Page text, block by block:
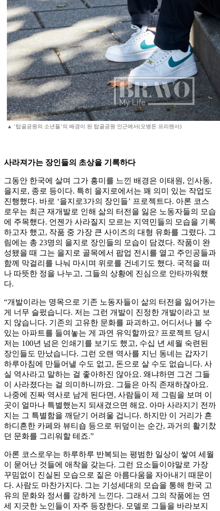
▲ ‘탑골공원의 소년들’의 배경이 된 탑골공원 인근에서(오병돈 프리랜서)
사라져가는 장인들의 초상을 기록하다
그동안 한국에 살며 그가 흥미를 느낀 배경은 이태원, 인사동,
을지로, 종로 등이다. 특히 을지로에서는 꽤 의미 있는 작업도
진행했다. 바로 ‘을지로3가의 장인들’ 프로젝트다. 아론 코스
로우는 최근 재개발로 인해 삶의 터전을 잃은 노동자들의 모습
에 주목했다. 언젠가 사라질지 모르는 지역민들의 모습을 기록
하고자 했고, 작품 중 가장 큰 사이즈의 대형 유화를 그렸다. 그
림에는 총 23명의 을지로 장인들의 모습이 담겼다. 작품이 완
성됐을 때 그는 을지로 골목에서 팝업 전시를 열고 주인공들과
함께 막걸리를 나눠 마시며 위로를 건네기도 했다. 국적을 떠
나 따뜻한 정을 나누고, 그들의 상황에 진심으로 안타까워했
다.
“개발이라는 명목으로 기존 노동자들이 삶의 터전을 잃어가는
게 너무 슬펐습니다. 저는 그런 개발이 진정한 개발이라고 보
지 않습니다. 기존의 고유한 문화를 파괴하고, 어디서나 볼 수
있는 아파트를 들여놓는 게 과연 유익할까요? 프로젝트 당시
저는 100년 넘은 인쇄기를 보기도 했고, 수십 년 세월 숙련된
장인들도 만났습니다. 그런 오랜 역사를 지닌 동네는 갑자기
하루아침에 만들어낼 수도 없고, 돈으로 살 수도 없습니다. 사
실 역사라고 말하는 걸 좋아하진 않아요. 왜냐하면 그건 그들
이 사라졌다는 걸 의미하니까요. 그들은 아직 존재하잖아요.
나중에 진짜 역사로 남게 된다면, 사람들이 제 그림을 보며 이
곳이 얼마나 특별했는지 되새겼으면 해요. 아마 사라지기 전까
지는 그 특별함을 깨닫기 어려울 겁니다. 하지만 이 거리가 흔
하디흔한 카페와 뷰티숍 등으로 뒤덮이는 순간, 과거의 활기찼
던 문화를 그리워할 테죠.”
아론 코스로우는 하루하루 반복되는 평범한 일상이 쌓여 세월
이 묻어난 것들에 애착을 갖는다. 그런 요소들이야말로 가장
꾸밈없이 진실된 모습으로 짙은 아름다움을 자아내기 때문이
다. 사람도 마찬가지다. 그는 기성세대의 모습을 통해 한국 고
유의 문화와 정서를 강하게 느낀다. 그래서 그의 작품에는 연
세 지긋한 노인들이 자주 등장한다. 모델로 그들을 바라보지